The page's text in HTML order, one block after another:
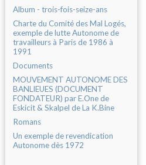
Album - trois-fois-seize-ans
Charte du Comité des Mal Logés,
exemple de lutte Autonome de
travailleurs à Paris de 1986 à
1991
Documents
MOUVEMENT AUTONOME DES
BANLIEUES (DOCUMENT
FONDATEUR) par E.One de
Eskicit & Skalpel de La K.Bine
Romans
Un exemple de revendication
Autonome dès 1972